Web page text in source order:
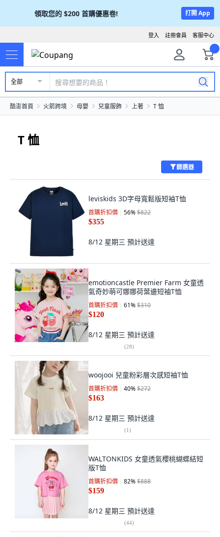
領取您的 $200 首購優惠卷! 打開 App
客服中心
註冊會員
登入
全部
酷澎首頁 火箭跨境 母嬰 兒童服飾 上著 T 恤
T 恤
篩選器
leviskids 3D字母寬鬆版短袖T恤
首購折扣價 56%$822
$355
8/12 星期三 預計送達
emotioncastle Premier Farm 女童透
氣奇妙萌可娜娜荷葉邊短袖T恤
首購折扣價 61%$310
$120
8/12 星期三 預計送達
(28)
woojooi 兒童粉彩層次感短袖T恤
首購折扣價 40%$272
$163
8/12 星期三 預計送達
(1)
WALTONKIDS 女童透氣櫻桃蝴蝶結短
版T恤
首購折扣價 82%$888
$159
8/12 星期三 預計送達
(44)